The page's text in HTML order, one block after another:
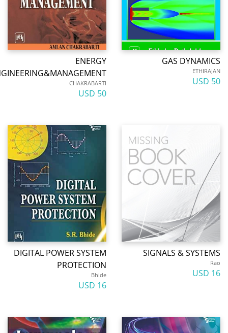
GAS
ENERGY
ENGINEERING&MANAGEMENT
CHAKRABARTI
SIGNALS &
DIGITAL POWER SYSTEM
PROTECTION
Bhide